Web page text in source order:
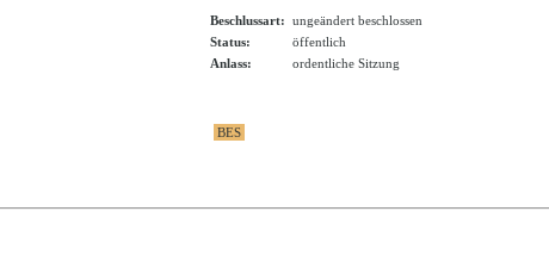
Beschlussart: ungeändert beschlossen
Status:
öffentlich
Anlass:
ordentliche Sitzung